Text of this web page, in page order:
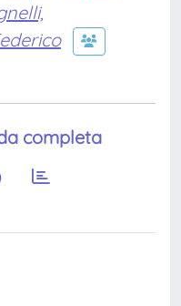
completa